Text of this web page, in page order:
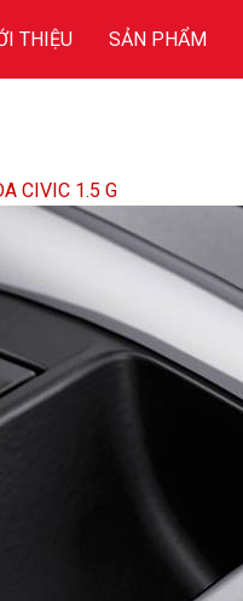
THIỆU SẢN PHẨM
CIVIC 1.5 G